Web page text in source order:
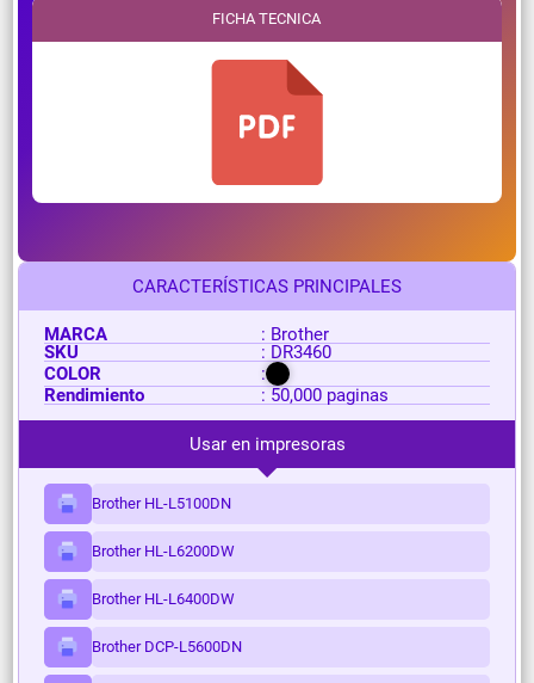
CARACTERÍSTICAS PRINCIPALES
MARCA
: Brother
SKU
: DR3460
COLOR
:
Rendimiento
: 50,000 paginas
Usar en impresoras
Brother HL-L5100DN
Brother HL-L6200DW
Brother HL-L6400DW
Brother DCP-L5600DN
FICHA TECNICA